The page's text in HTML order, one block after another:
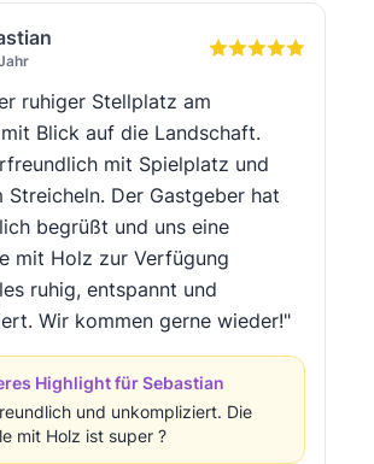
ruhiger Stellplatz am
Blick auf die Landschaft.
mit Spielplatz und
Streicheln. Der Gastgeber hat
begrüßt und uns eine
mit Holz zur Verfügung
ruhig, entspannt und
Wir kommen gerne wieder!"
Highlight für Sebastian
und unkompliziert. Die
mit Holz ist super ?